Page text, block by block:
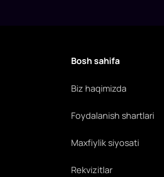
Bosh sahifa
Biz haqimizda
Foydalanish shartlari
Maxfiylik siyosati
Rekvizitlar